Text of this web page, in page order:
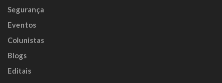
Segurança
Eventos
Colunistas
Blogs
Editais